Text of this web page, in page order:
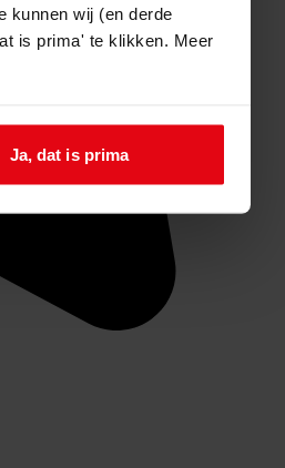
kunnen wij (en derde
is prima' te klikken. Meer
Ja, dat is prima